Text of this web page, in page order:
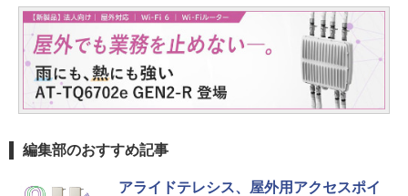
編集部のおすすめ記事
アライドテレシス、屋外用アクセスポイ